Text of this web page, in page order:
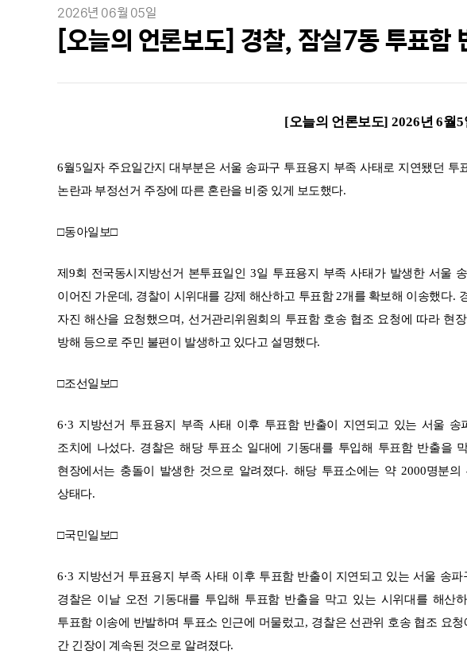
2026년 06월 05일
[오늘의 언론보도] 경찰, 잠실7동 투표
[오늘의 언론보도] 2026년6월5
6월5일자 주요일간지 대부분은 서울 송파구 투표용지 부족 사태로 지연됐던 투
논란과 부정선거 주장에 따른 혼란을 비중 있게 보도했다.
□동아일보□
제 9회 전국동시지방선거 본투표일인3일 투표용지 부족 사태가 발생한 서울
이어진 가운데 , 경찰이 시위대를 강제 해산하고 투표함 2개를 확보해 이송했다.
자진 해산을 요청했으며 ,선거관리위원회의 투표함 호송 협조 요청에 따라 현
방해 등으로 주민 불편이 발생하고 있다고 설명했다.
□조선일보□
6·3 지방선거 투표용지 부족 사태 이후 투표함 반출이 지연되고 있는 서울 송
조치에 나섰다. 경찰은 해당 투표소 일대에 기동대를 투입해 투표함 반출을
현장에서는 충돌이 발생한 것으로 알려졌다. 해당 투표소에는 약 2000명분의
상태다.
□국민일보□
6·3 지방선거 투표용지 부족 사태 이후 투표함 반출이 지연되고 있는 서울 송파
경찰은 이날 오전 기동대를 투입해 투표함 반출을 막고 있는 시위대를 해산
투표함 이송에 반발하며 투표소 인근에 머물렀고, 경찰은 선관위 호송 협조 요
간 긴장이 계속된 것으로 알려졌다.